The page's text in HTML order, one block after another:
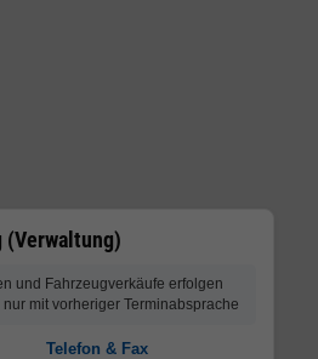
(Verwaltung)
und Fahrzeugverkäufe erfolgen
mit vorheriger Terminabsprache
Telefon & Fax